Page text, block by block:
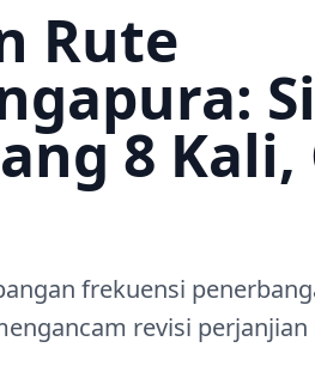
Rute
8 Kali,
frekuensi
revisi perjanjian